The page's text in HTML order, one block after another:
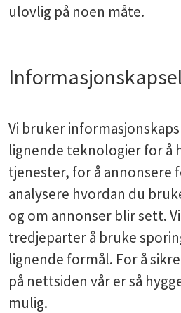
ulovlig på noen måte.
Vi bruker
lignende teknologier for å
tjenester, for å annonsere
analysere hvordan du
og om annonser blir sett.
tredjeparter å bruke
lignende formål. For å
på nettsiden vår er så
mulig.